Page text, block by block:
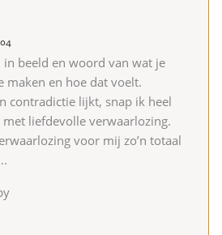
beeld en woord van wat je
maken en hoe dat voelt.
contradictie lijkt, snap ik heel
liefdevolle verwaarlozing.
voor mij zo’n totaal